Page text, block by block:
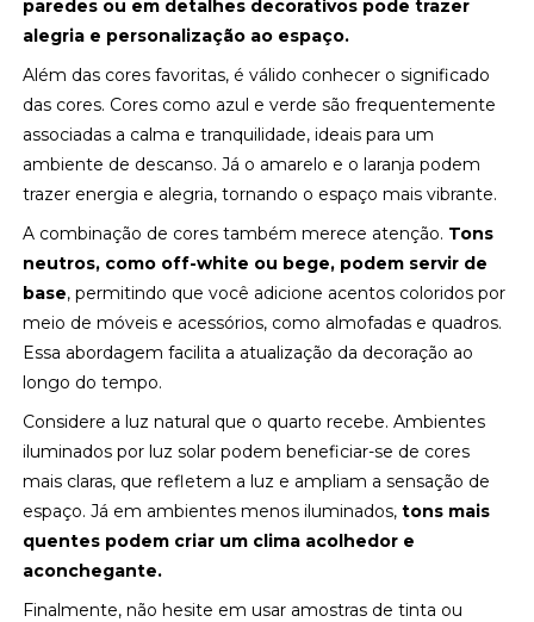
paredes ou em detalhes decorativos pode trazer
alegria e personalização ao espaço.
Além das cores favoritas, é válido conhecer o significado
das cores. Cores como azul e verde são frequentemente
associadas a calma e tranquilidade, ideais para um
ambiente de descanso. Já o amarelo e o laranja podem
trazer energia e alegria, tornando o espaço mais vibrante.
A combinação de cores também merece atenção. Tons
neutros, como off-white ou bege, podem servir de
base, permitindo que você adicione acentos coloridos por
meio de móveis e acessórios, como almofadas e quadros.
Essa abordagem facilita a atualização da decoração ao
longo do tempo.
Considere a luz natural que o quarto recebe. Ambientes
iluminados por luz solar podem beneficiar-se de cores
mais claras, que refletem a luz e ampliam a sensação de
espaço. Já em ambientes menos iluminados,tons mais
quentes podem criar um clima acolhedor e
aconchegante.
Finalmente, não hesite em usar amostras de tinta ou